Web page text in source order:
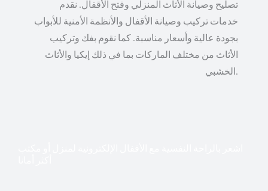
تصليح وصيانة الأثاث المنزلي وفتح الأقفال. نقدم
خدمات تركيب وصيانة الأقفال والأنظمة الأمنية للأبواب
بجودة عالية وأسعار مناسبة. كما نقوم بفك وتركيب
الأثاث من مختلف الماركات بما في ذلك إيكيا والأثاث
الخشبي.